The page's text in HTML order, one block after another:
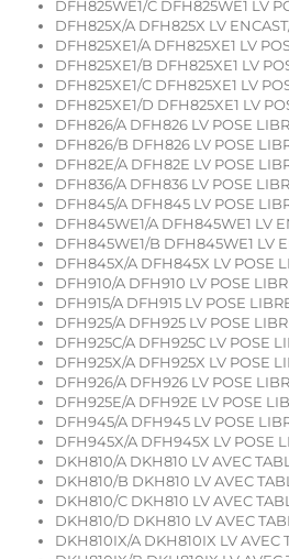
DFH825WE1/C DFH825WE1 LV
DFH825X/A DFH825X LV
DFH825XE1/A DFH825XE1 LV
DFH825XE1/B DFH825XE1 LV
DFH825XE1/C DFH825XE1 LV
DFH825XE1/D DFH825XE1 LV
DFH826/A DFH826 LV POSE
DFH826/B DFH826 LV POSE
DFH82E/A DFH82E LV POSE
DFH836/A DFH836 LV POSE
DFH845/A DFH845 LV POSE
DFH845WE1/A DFH845WE1 LV
DFH845WE1/B DFH845WE1 LV
DFH845X/A DFH845X LV POSE
DFH910/A DFH910 LV POSE
DFH915/A DFH915 LV POSE
DFH925/A DFH925 LV POSE
DFH925C/A DFH925C LV POSE
DFH925X/A DFH925X LV POSE
DFH926/A DFH926 LV POSE
DFH925E/A DFH92E LV POSE
DFH945/A DFH945 LV POSE
DFH945X/A DFH945X LV POSE
DKH810/A DKH810 LV AVEC
DKH810/B DKH810 LV AVEC
DKH810/C DKH810 LV AVEC
DKH810/D DKH810 LV AVEC
DKH810IX/A DKH810IX LV AVEC